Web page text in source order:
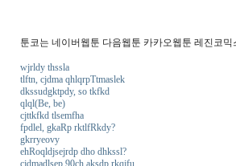
툰코는 네이버웹툰 다음웹툰 카카오웹툰 레진코
wjrldy thssla
tlftn, cjdma qhlqrpTtmaslek
dkssudgktpdy, so tkfkd
qlql(Be, be)
cjttkfkd tlsemfha
fpdlel, gkaRp rktlfRkdy?
gkrryeovy
ehRoqldjsejrdp dho dhkssl?
cjdmadlsep 90ch aksdp rkqjfu